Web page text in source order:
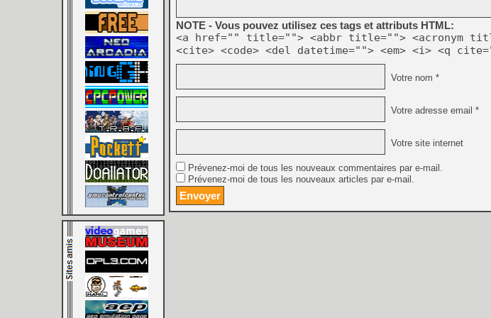
NOTE - Vous pouvez utilisez ces tags et attributs HTML:
<a href="" title=""> <abbr title=""> <acronym
<cite> <code> <del datetime=""> <em> <i> <q
Votre nom *
Votre adresse email *
Votre site internet
Prévenez-moi de tous les nouveaux commentaires par e-mail.
Prévenez-moi de tous les nouveaux articles par e-mail.